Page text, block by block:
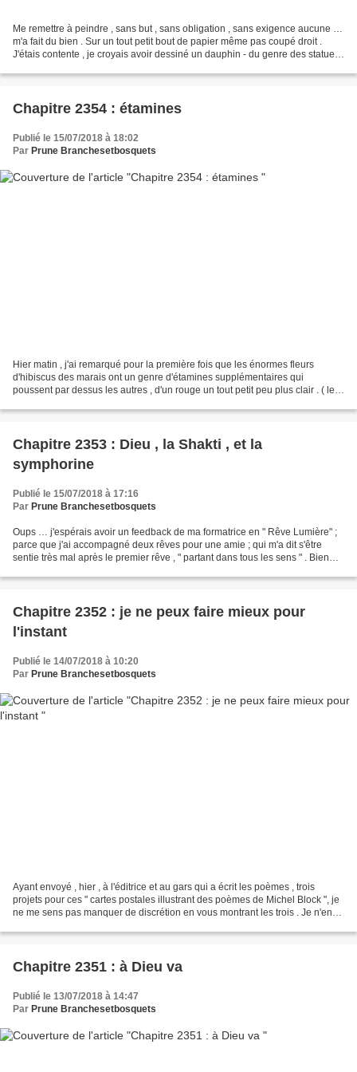
Me remettre à peindre , sans but , sans obligation , sans exigence aucune …
m'a fait du bien . Sur un tout petit bout de papier même pas coupé droit .
J'étais contente , je croyais avoir dessiné un dauphin - du genre des statues
Chapitre 2354 : étamines
Publié le 15/07/2018 à 18:02
Par Prune Branchesetbosquets
Hier matin , j'ai remarqué pour la première fois que les énormes fleurs
d'hibiscus des marais ont un genre d'étamines supplémentaires qui
poussent par dessus les autres , d'un rouge un tout petit peu plus clair . ( les
Chapitre 2353 : Dieu , la Shakti , et la
symphorine
Publié le 15/07/2018 à 17:16
Par Prune Branchesetbosquets
Oups … j'espérais avoir un feedback de ma formatrice en " Rêve Lumière" ;
parce que j'ai accompagné deux rêves pour une amie ; qui m'a dit s'être
sentie très mal après le premier rêve , " partant dans tous les sens " . Bien
Chapitre 2352 : je ne peux faire mieux pour
l'instant
Publié le 14/07/2018 à 10:20
Par Prune Branchesetbosquets
Ayant envoyé , hier , à l'éditrice et au gars qui a écrit les poèmes , trois
projets pour ces " cartes postales illustrant des poèmes de Michel Block ", je
ne me sens pas manquer de discrétion en vous montrant les trois . Je n'en
Chapitre 2351 : à Dieu va
Publié le 13/07/2018 à 14:47
Par Prune Branchesetbosquets